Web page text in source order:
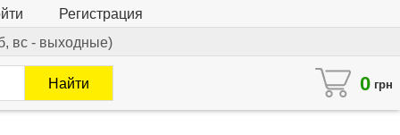
Регистрация
вс - выходные)
0 грн
Найти